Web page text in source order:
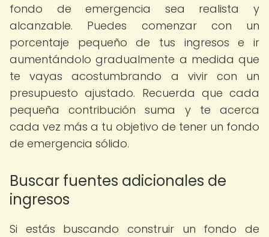
fondo de emergencia sea realista y
alcanzable. Puedes comenzar con un
porcentaje pequeño de tus ingresos e ir
aumentándolo gradualmente a medida que
te vayas acostumbrando a vivir con un
presupuesto ajustado. Recuerda que cada
pequeña contribución suma y te acerca
cada vez más a tu objetivo de tener un fondo
de emergencia sólido.
Buscar fuentes adicionales de
ingresos
Si estás buscando construir un fondo de